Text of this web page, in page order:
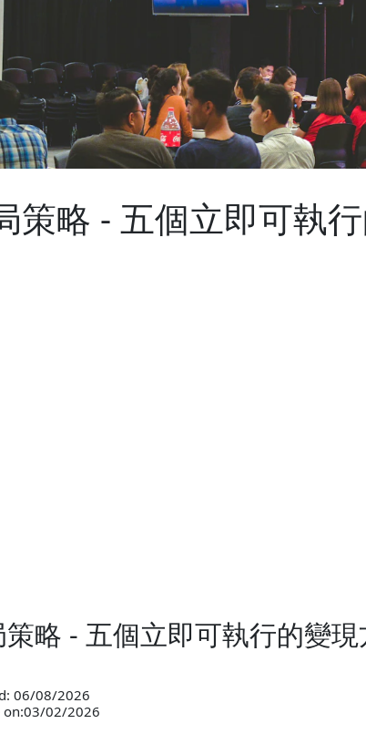
策略 - 五個立即可執
略 - 五個立即可執行的變現
06/08/2026
on:03/02/2026